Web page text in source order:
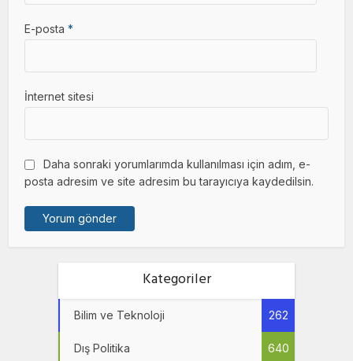
E-posta*
İnternet sitesi
Daha sonraki yorumlarımda kullanılması için adım, e-
posta adresim ve site adresim bu tarayıcıya kaydedilsin.
Kategoriler
Bilim ve Teknoloji 262
Dış Politika 640